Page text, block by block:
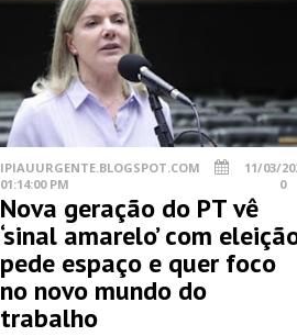
IPIAUURGENTE.BLOGSPOT.COM
11/03/
01:14:00 PM
0
Nova geração do PT vê
‘sinal amarelo’ com
pede espaço e quer foco
no novo mundo do
trabalho